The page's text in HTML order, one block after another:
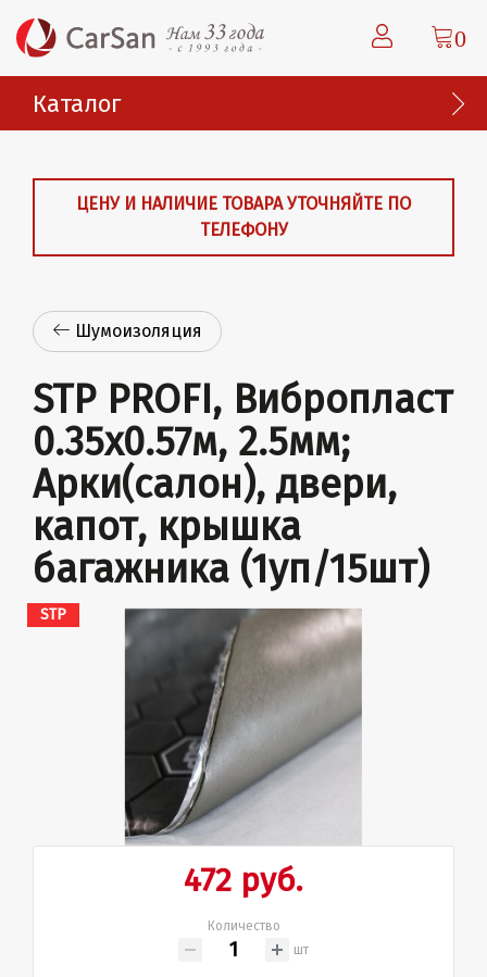
0
Каталог
ЦЕНУ И НАЛИЧИЕ ТОВАРА УТОЧНЯЙТЕ ПО
ТЕЛЕФОНУ
Шумоизоляция
STP PROFI, Вибропласт
0.35х0.57м, 2.5мм;
Арки(салон), двери,
капот, крышка
багажника (1уп/15шт)
STP
472 руб.
Количество
шт